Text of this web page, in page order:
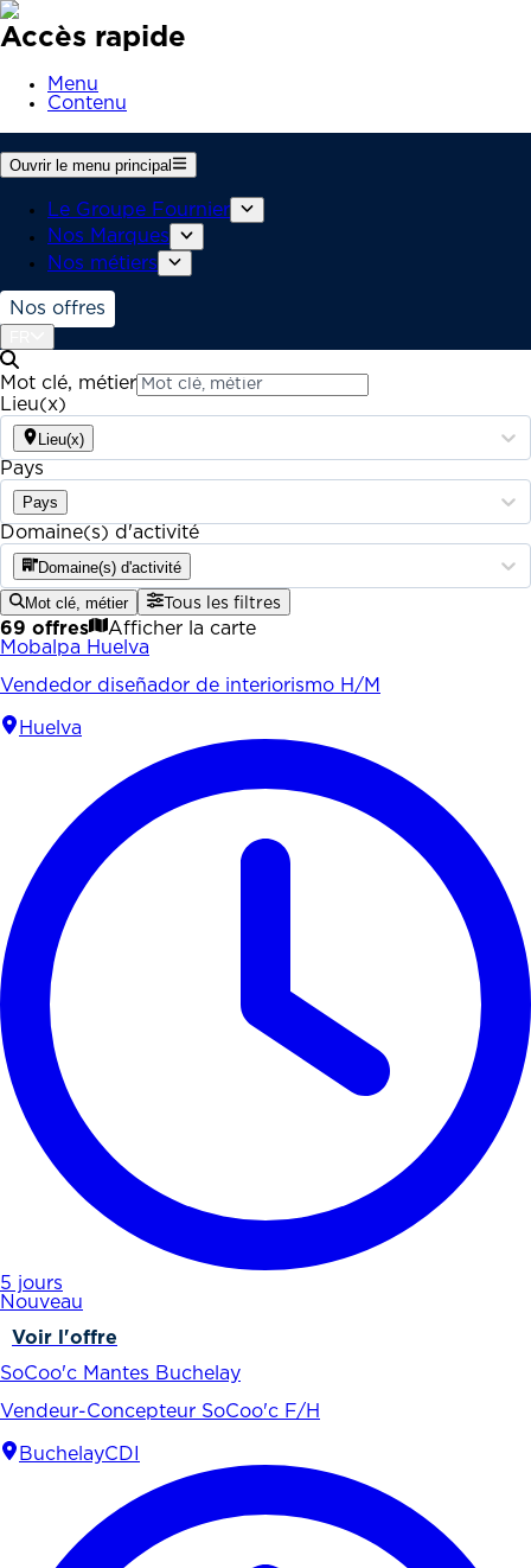
Accès rapide
Menu
Contenu
Ouvrir le menu principal
Le Groupe Fournier
Nos Marques
Nos métiers
Nos offres
Mot clé, métier
Lieu(x)
Lieu(x)
Pays
Pays
Domaine(s) d'activité
Domaine(s) d'activité
Mot clé, métier Tous les filtres
69 offres
Afficher la carte
Mobalpa Huelva
Vendedor diseñador de interiorismo H/M
Huelva
5 jours
Nouveau
Voir l'offre
SoCoo'c Mantes Buchelay
Vendeur-Concepteur SoCoo'c F/H
BuchelayCDI